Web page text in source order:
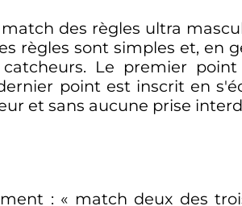
match des règles ultra
règles sont simples et, en
Le premier
point est inscrit en
et sans aucune prise
: « match deux des